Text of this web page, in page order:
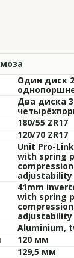
Один диск
Два диска
180/55 ZR17
120/70 ZR17
Unit Pro-
with spring
adjustability
41mm
with spring
adjustability
Aluminium,
120 мм
129,5 мм